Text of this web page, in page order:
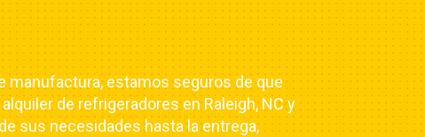
manufactura, estamos seguros de que
de refrigeradores en Raleigh, NC y
sus necesidades hasta la entrega,